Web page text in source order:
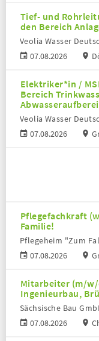
Tief- und
den Bereich
07.08.2026
Veolia Wasser
Elektriker*in /
Bereich
07.08.2026
Veolia Wasser
Pflegefachkraft
Familie!
07.08.2026
Pflegeheim "Zum
Mitarbeiter (m/w/
Ingenieurbau,
07.08.2026
Sächsische Bau